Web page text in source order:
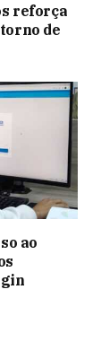
reforça
de
ao